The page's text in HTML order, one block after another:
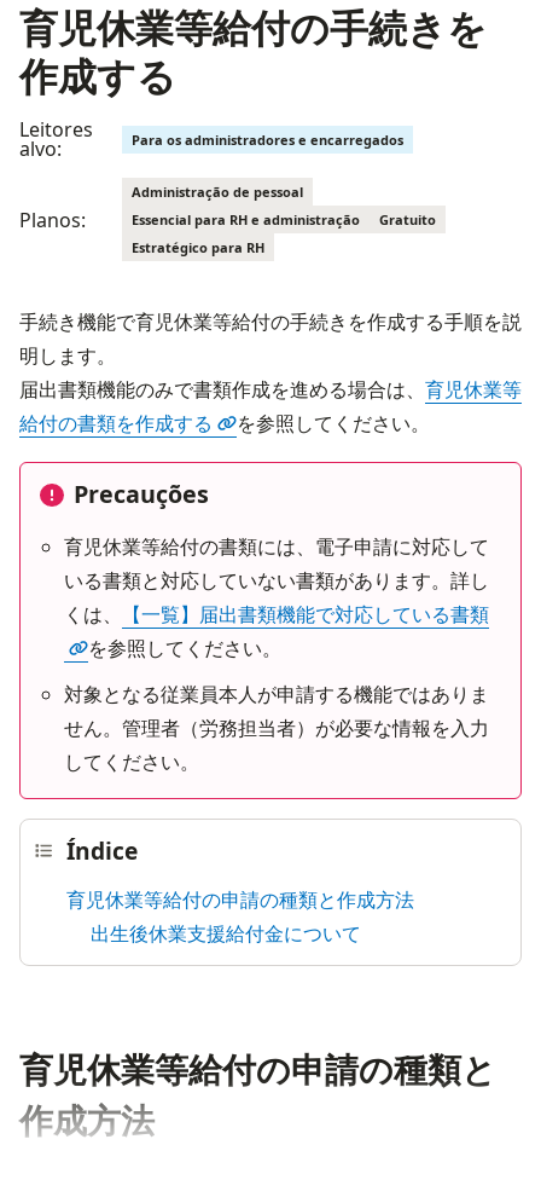
育児休業等給付の手続きを
作成する
Leitores
alvo: Para os administradores e encarregados
Planos:
Administração de pessoal
Essencial para RH e administração
Gratuito
Estratégico para RH
手続き機能で育児休業等給付の手続きを作成する手順を説
明します。
届出書類機能のみで書類作成を進める場合は、 育児休業等
給付の書類を作成する
を参照してください。
Precauções
育児休業等給付の書類には、電子申請に対応して
いる書類と対応していない書類があります。詳し
くは、
【一覧】届出書類機能で対応している書類
を参照してください。
対象となる従業員本人が申請する機能ではありま
せん。管理者（労務担当者）が必要な情報を入力
してください。
Índice
育児休業等給付の申請の種類と作成方法
出生後休業支援給付金について
育児休業等給付の申請の種類と
作成方法